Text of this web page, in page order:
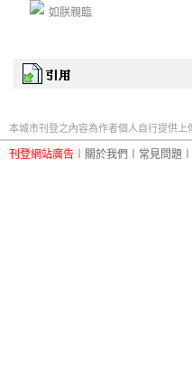
如朕親臨
本城市刊登之內容為作者個人自行提供上
刊登網站廣告 關於我們 常見問題